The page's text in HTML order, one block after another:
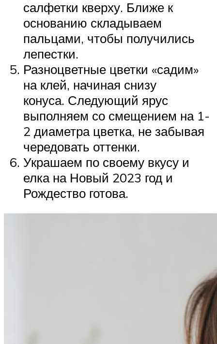
салфетки кверху. Ближе к
основанию складываем
пальцами, чтобы получились
лепестки.
Разноцветные цветки «садим»
на клей, начиная снизу
конуса. Следующий ярус
выполняем со смещением на 1-
2 диаметра цветка, не забывая
чередовать оттенки.
Украшаем по своему вкусу и
елка на Новый 2023 год и
Рождество готова.